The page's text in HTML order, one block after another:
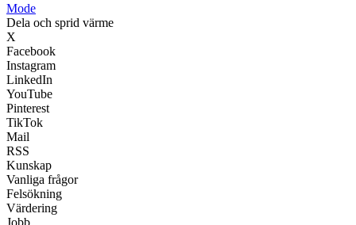
Mode
Dela och sprid värme
X
Facebook
Instagram
LinkedIn
YouTube
Pinterest
TikTok
Mail
RSS
Kunskap
Vanliga frågor
Felsökning
Värdering
Jobb